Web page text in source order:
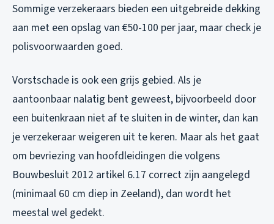
Sommige verzekeraars bieden een uitgebreide dekking
aan met een opslag van €50-100 per jaar, maar check je
polisvoorwaarden goed.
Vorstschade is ook een grijs gebied. Als je
aantoonbaar nalatig bent geweest, bijvoorbeeld door
een buitenkraan niet af te sluiten in de winter, dan kan
je verzekeraar weigeren uit te keren. Maar als het gaat
om bevriezing van hoofdleidingen die volgens
Bouwbesluit 2012 artikel 6.17 correct zijn aangelegd
(minimaal 60 cm diep in Zeeland), dan wordt het
meestal wel gedekt.